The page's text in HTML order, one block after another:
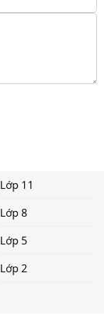
Lớp 11
Lớp 8
Lớp 5
Lớp 2